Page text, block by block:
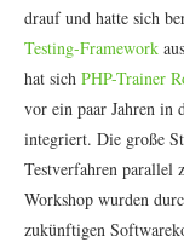
drauf und hatte sich
Testing-Framework
hat sich PHP-Trainer
vor ein paar Jahren in
integriert. Die große
Testverfahren parallel
Workshop wurden
zukünftigen